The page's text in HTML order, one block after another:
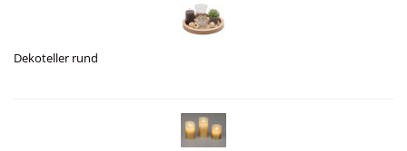
Dekoteller rund